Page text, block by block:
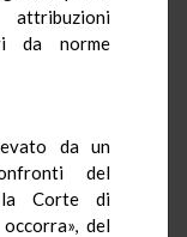
da norme
da un
del
la Corte di
del